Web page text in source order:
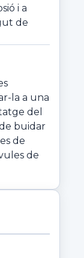
i a
de
la a una
del
buidar
de
de